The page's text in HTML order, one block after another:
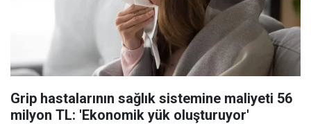
Grip hastalarının sağlık sistemine maliyeti 56
milyon TL: 'Ekonomik yük oluşturuyor'